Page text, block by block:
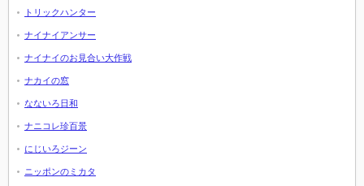
トリックハンター
ナイナイアンサー
ナイナイのお見合い大作戦
ナカイの窓
なないろ日和
ナニコレ珍百景
にじいろジーン
ニッポンのミカタ